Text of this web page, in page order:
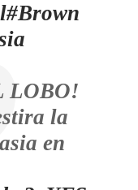
#Brown
LOBO!
la
en